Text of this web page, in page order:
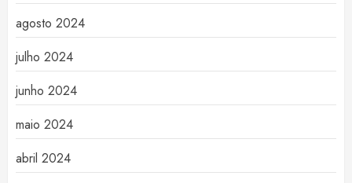
agosto 2024
julho 2024
junho 2024
maio 2024
abril 2024